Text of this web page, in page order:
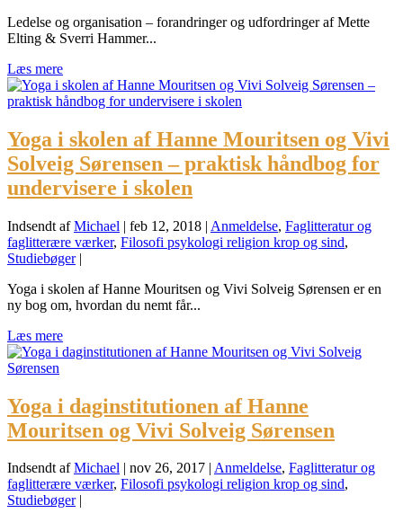
Ledelse og organisation – forandringer og udfordringer af Mette
Elting & Sverri Hammer...
Læs mere
Yoga i skolen af Hanne Mouritsen og Vivi
Solveig Sørensen – praktisk håndbog for
undervisere i skolen
Indsendt afMichael | feb 12, 2018 | Anmeldelse, Faglitteratur og
faglitterære værker, Filosofi psykologi religion krop og sind,
Studiebøger|
Yoga i skolen af Hanne Mouritsen og Vivi Solveig Sørensen er en
ny bog om, hvordan du nemt får...
Læs mere
Yoga i daginstitutionen af Hanne
Mouritsen og Vivi Solveig Sørensen
Indsendt afMichael | nov 26, 2017 | Anmeldelse, Faglitteratur og
faglitterære værker, Filosofi psykologi religion krop og sind,
Studiebøger|